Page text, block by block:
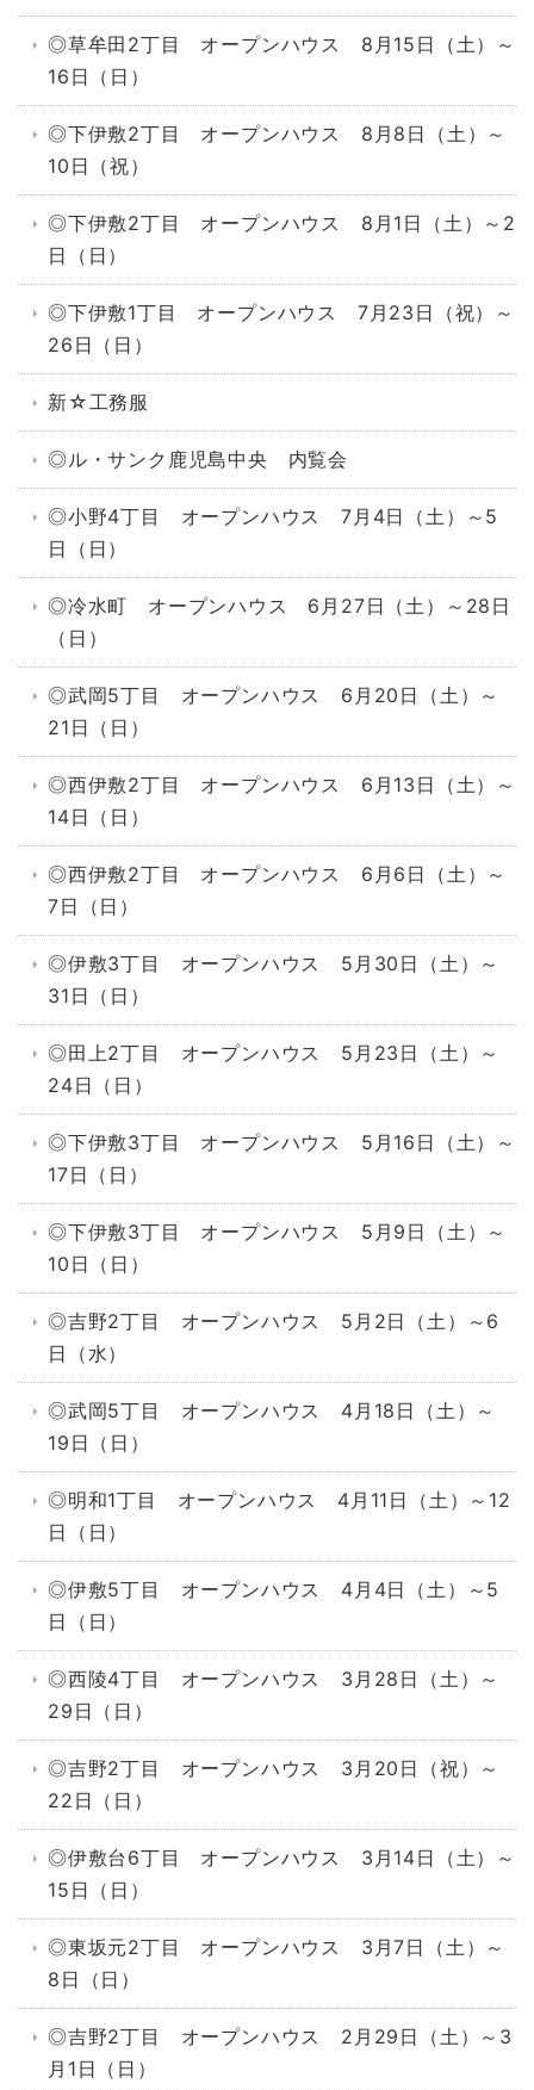
◎草牟田2丁目 オープンハウス 8月15日（土）～
16日（日）
◎下伊敷2丁目 オープンハウス 8月8日（土）～
10日（祝）
◎下伊敷2丁目 オープンハウス 8月1日（土）～2
日（日）
◎下伊敷1丁目 オープンハウス 7月23日（祝）～
26日（日）
新☆工務服
◎ル・サンク鹿児島中央 内覧会
◎小野4丁目 オープンハウス 7月4日（土）～5
日（日）
◎冷水町 オープンハウス 6月27日（土）～28日
（日）
◎武岡5丁目 オープンハウス 6月20日（土）～
21日（日）
◎西伊敷2丁目 オープンハウス 6月13日（土）～
14日（日）
◎西伊敷2丁目 オープンハウス 6月6日（土）～
7日（日）
◎伊敷3丁目 オープンハウス 5月30日（土）～
31日（日）
◎田上2丁目 オープンハウス 5月23日（土）～
24日（日）
◎下伊敷3丁目 オープンハウス 5月16日（土）～
17日（日）
◎下伊敷3丁目 オープンハウス 5月9日（土）～
10日（日）
◎吉野2丁目 オープンハウス 5月2日（土）～6
日（水）
◎武岡5丁目 オープンハウス 4月18日（土）～
19日（日）
◎明和1丁目 オープンハウス 4月11日（土）～12
日（日）
◎伊敷5丁目 オープンハウス 4月4日（土）～5
日（日）
◎西陵4丁目 オープンハウス 3月28日（土）～
29日（日）
◎吉野2丁目 オープンハウス 3月20日（祝）～
22日（日）
◎伊敷台6丁目 オープンハウス 3月14日（土）～
15日（日）
◎東坂元2丁目 オープンハウス 3月7日（土）～
8日（日）
◎吉野2丁目 オープンハウス 2月29日（土）～3
月1日（日）